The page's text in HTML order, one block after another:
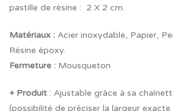
pastille de résine : 2 X 2 cm.
Matériaux : Acier inoxydable, Papier,
Résine époxy.
Fermeture : Mousqueton
+ Produit : Ajustable grâce à sa
(possibilité de préciser la largeur